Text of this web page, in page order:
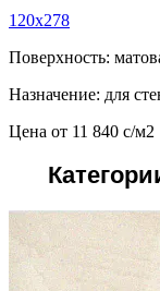
120x278
Поверхность:
Назначение: для
Цена от 11 840 c/м2